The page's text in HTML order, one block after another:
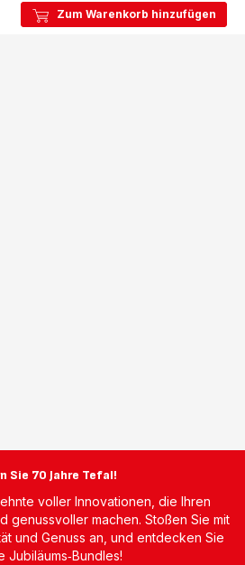
Zum Warenkorb hinzufügen
Sie 70 Jahre Tefal!
voller Innovationen, die Ihren
genussvoller machen. Stoßen Sie mit
und Genuss an, und entdecken Sie
Jubiläums‑Bundles!